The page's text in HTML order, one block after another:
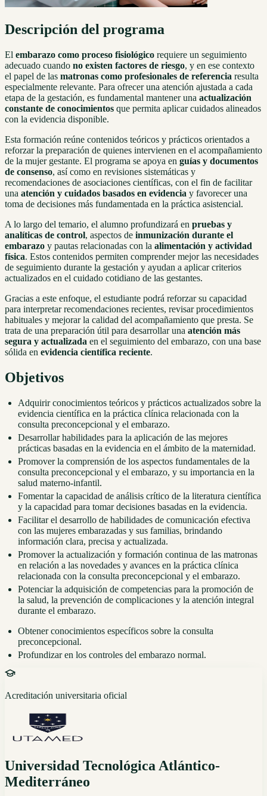
Descripción del programa
El embarazo como proceso fisiológico requiere un seguimiento
adecuado cuando no existen factores de riesgo, y en ese contexto
el papel de las matronas como profesionales de referencia resulta
especialmente relevante. Para ofrecer una atención ajustada a cada
etapa de la gestación, es fundamental mantener una actualización
constante de conocimientos que permita aplicar cuidados alineados
con la evidencia disponible.
Esta formación reúne contenidos teóricos y prácticos orientados a
reforzar la preparación de quienes intervienen en el acompañamiento
de la mujer gestante. El programa se apoya en guías y documentos
de consenso, así como en revisiones sistemáticas y
recomendaciones de asociaciones científicas, con el fin de facilitar
una atención y cuidados basados en evidencia y favorecer una
toma de decisiones más fundamentada en la práctica asistencial.
A lo largo del temario, el alumno profundizará en pruebas y
analíticas de control, aspectos de inmunización durante el
embarazo y pautas relacionadas con la alimentación y actividad
física. Estos contenidos permiten comprender mejor las necesidades
de seguimiento durante la gestación y ayudan a aplicar criterios
actualizados en el cuidado cotidiano de las gestantes.
Gracias a este enfoque, el estudiante podrá reforzar su capacidad
para interpretar recomendaciones recientes, revisar procedimientos
habituales y mejorar la calidad del acompañamiento que presta. Se
trata de una preparación útil para desarrollar una atención más
segura y actualizada en el seguimiento del embarazo, con una base
sólida en evidencia científica reciente.
Objetivos
Adquirir conocimientos teóricos y prácticos actualizados sobre la
evidencia científica en la práctica clínica relacionada con la
consulta preconcepcional y el embarazo.
Desarrollar habilidades para la aplicación de las mejores
prácticas basadas en la evidencia en el ámbito de la maternidad.
Promover la comprensión de los aspectos fundamentales de la
consulta preconcepcional y el embarazo, y su importancia en la
salud materno-infantil.
Fomentar la capacidad de análisis crítico de la literatura científica
y la capacidad para tomar decisiones basadas en la evidencia.
Facilitar el desarrollo de habilidades de comunicación efectiva
con las mujeres embarazadas y sus familias, brindando
información clara, precisa y actualizada.
Promover la actualización y formación continua de las matronas
en relación a las novedades y avances en la práctica clínica
relacionada con la consulta preconcepcional y el embarazo.
Potenciar la adquisición de competencias para la promoción de
la salud, la prevención de complicaciones y la atención integral
durante el embarazo.
Obtener conocimientos específicos sobre la consulta
preconcepcional.
Profundizar en los controles del embarazo normal.
Acreditación universitaria oficial
Universidad Tecnológica Atlántico-
Mediterráneo